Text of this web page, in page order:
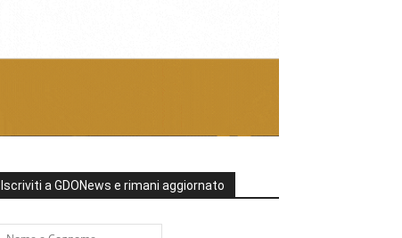
Iscriviti a GDONews e rimani aggiornato